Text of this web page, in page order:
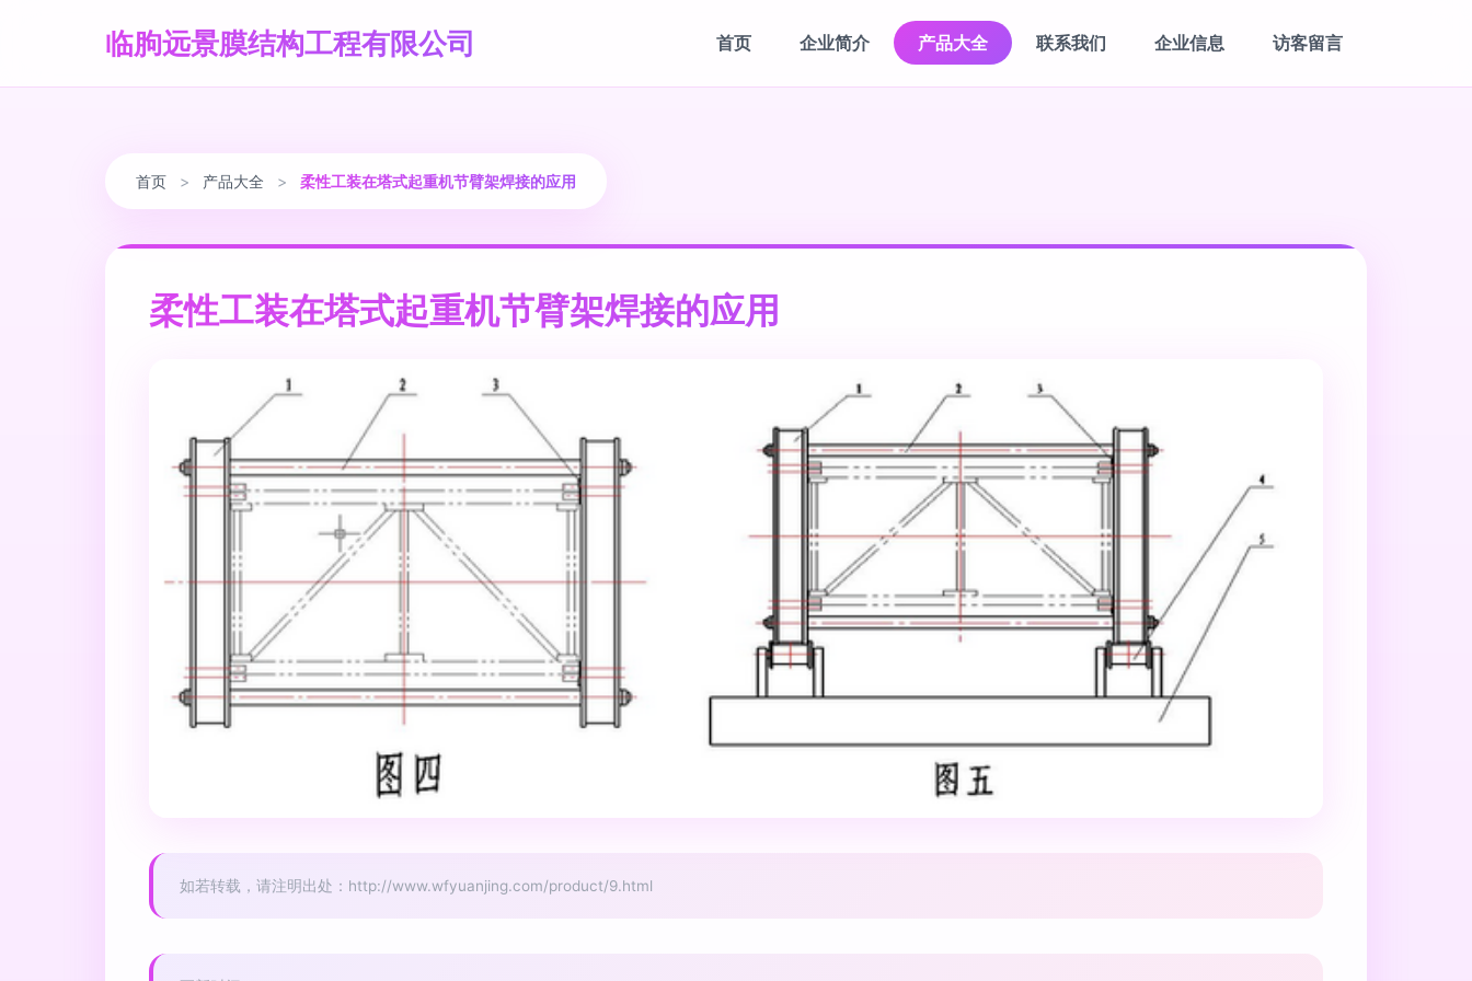
临朐远景膜结构工程有限公司 首页 企业简介 产品大全 联系我们 企业信息 访客留言
首页 > 产品大全 > 柔性工装在塔式起重机节臂架焊接的应用
柔性工装在塔式起重机节臂架焊接的应用
如若转载，请注明出处：http://www.wfyuanjing.com/product/9.html